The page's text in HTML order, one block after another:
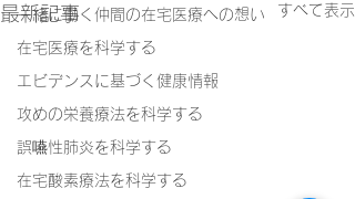
一緒に働く仲間の在宅医療への想い
在宅医療を科学する
エビデンスに基づく健康情報
攻めの栄養療法を科学する
誤嚥性肺炎を科学する
在宅酸素療法を科学する
最新記事 すべて表示